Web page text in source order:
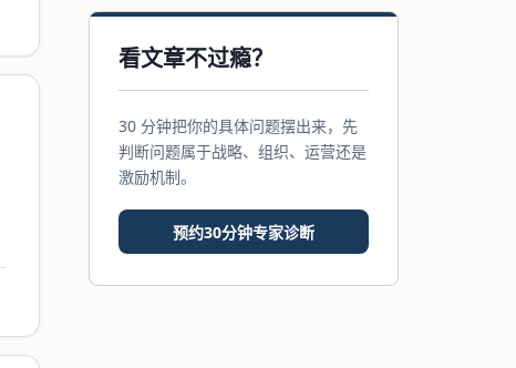
看文章不过瘾？
30 分钟把你的具体问题摆出来，先
判断问题属于战略、组织、运营还是
激励机制。
预约30分钟专家诊断